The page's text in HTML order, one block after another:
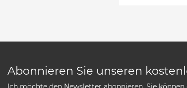
Abonnieren Sie unseren